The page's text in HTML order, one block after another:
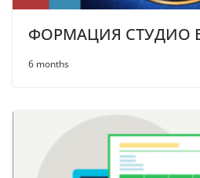
ФОРМАЦИЯ СТУДИО
6 months